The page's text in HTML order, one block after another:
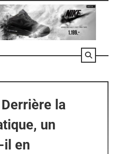
la
un
il en